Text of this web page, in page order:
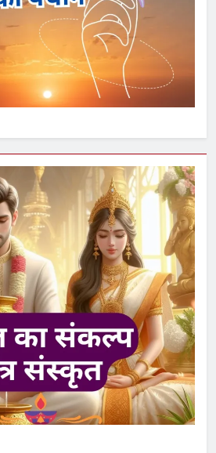
शुद्धिकरण : पवित्रीकरण मंत्र और विधि
का विश्लेषण – Pavitrikaran – 1
कर्मकांड सीखना
क्या आप योग्य ब्राह्मण हैं अथवा नामधारक
या अयोग्य
कर्मकांड सीखना
विवाह मुहूर्त : रात में विवाह करने वाले
अवश्य जान लें
कर्मकांड सीखना
ब्राह्मणत्व नाशक : प्रतिग्रह, भोजन और
अविवेकपूर्ण विवाह के दुष्परिणाम –
Brahmanatva
कर्मकांड सीखना